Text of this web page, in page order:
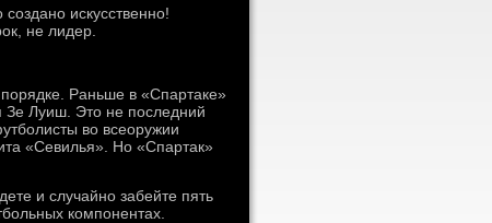
искусственно!
не лидер.
Раньше в «Спартаке»
Зе Луиш. Это не последний
во всеоружии
«Севилья». Но «Спартак»
и случайно забейте пять
компонентах.